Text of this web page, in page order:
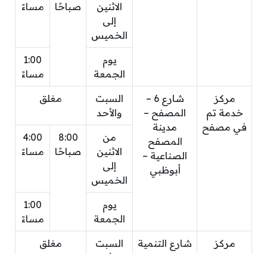
الاثنين
إلى
الخميس
صباحًا
مساءً
يوم
الجمعة
1:00
مساءً
مركز
خدمة تم
في مصفح
شارع 6 –
المصفح –
مدينة
المصفح
الصناعية –
أبوظبي
السبت
والأحد
مغلق
من
الاثنين
إلى
الخميس
8:00
صباحًا
4:00
مساءً
يوم
الجمعة
1:00
مساءً
مركز
شارع التنمية
السبت
مغلق